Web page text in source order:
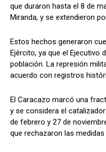
que duraron hasta el 8 de
Miranda, y se extendieron
Estos hechos generaron
Ejército, ya que el Ejecutivo
población. La represión
acuerdo con registros
El Caracazo marcó una
y se considera el
de febrero y 27 de
que rechazaron las medidas